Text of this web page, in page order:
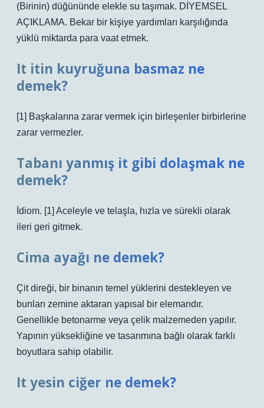
(Birinin) düğününde elekle su taşımak. DİYEMSEL
AÇIKLAMA. Bekar bir kişiye yardımları karşılığında
yüklü miktarda para vaat etmek.
It itin kuyruğuna basmaz ne
demek?
[1] Başkalarına zarar vermek için birleşenler birbirlerine
zarar vermezler.
Tabanı yanmış it gibi dolaşmak ne
demek?
İdiom. [1] Aceleyle ve telaşla, hızla ve sürekli olarak
ileri geri gitmek.
Cima ayağı ne demek?
Çit direği, bir binanın temel yüklerini destekleyen ve
bunları zemine aktaran yapısal bir elemandır.
Genellikle betonarme veya çelik malzemeden yapılır.
Yapının yüksekliğine ve tasarımına bağlı olarak farklı
boyutlara sahip olabilir.
It yesin ciğer ne demek?